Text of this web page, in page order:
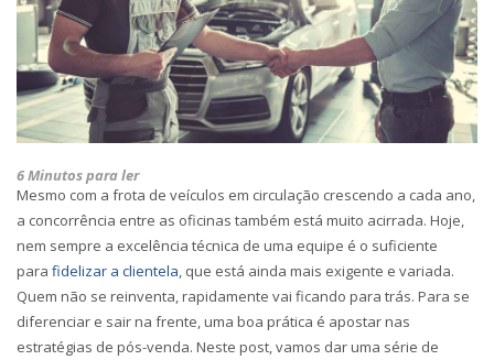
6 Minutos para ler
Mesmo com a frota de veículos em circulação crescendo a cada ano,
a concorrência entre as oficinas também está muito acirrada. Hoje,
nem sempre a excelência técnica de uma equipe é o suficiente
para fidelizar a clientela, que está ainda mais exigente e variada.
Quem não se reinventa, rapidamente vai ficando para trás. Para se
diferenciar e sair na frente, uma boa prática é apostar nas
estratégias de pós-venda. Neste post, vamos dar uma série de